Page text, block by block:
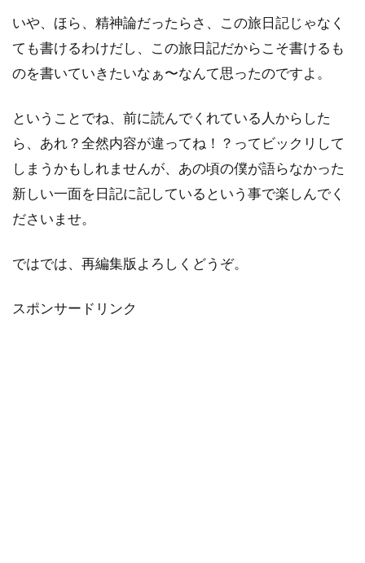
いや、ほら、精神論だったらさ、この旅日記じゃなく
ても書けるわけだし、この旅日記だからこそ書けるも
のを書いていきたいなぁ〜なんて思ったのですよ。
ということでね、前に読んでくれている人からした
ら、あれ？全然内容が違ってね！？ってビックリして
しまうかもしれませんが、あの頃の僕が語らなかった
新しい一面を日記に記しているという事で楽しんでく
ださいませ。
ではでは、再編集版よろしくどうぞ。
スポンサードリンク